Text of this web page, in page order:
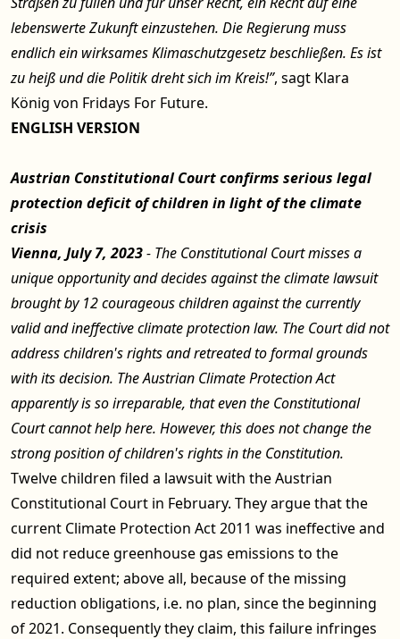
lebenswerte Zukunft einzustehen. Die Regierung muss
endlich ein wirksames Klimaschutzgesetz beschließen. Es ist
zu heiß und die Politik dreht sich im Kreis!”, sagt Klara
König von Fridays For Future.
ENGLISH VERSION
Austrian Constitutional Court confirms serious legal
protection deficit of children in light of the climate
crisis
Vienna, July 7, 2023- The Constitutional Court misses a
unique opportunity and decides against the climate lawsuit
brought by 12 courageous children against the currently
valid and ineffective climate protection law. The Court did not
address children's rights and retreated to formal grounds
with its decision. The Austrian Climate Protection Act
apparently is so irreparable, that even the Constitutional
Court cannot help here. However, this does not change the
strong position of children's rights in the Constitution.
Twelve children filed a lawsuit with the Austrian
Constitutional Court in February. They argue that the
current Climate Protection Act 2011 was ineffective and
did not reduce greenhouse gas emissions to the
required extent; above all, because of the missing
reduction obligations, i.e. no plan, since the beginning
of 2021. Consequently they claim, this failure infringes